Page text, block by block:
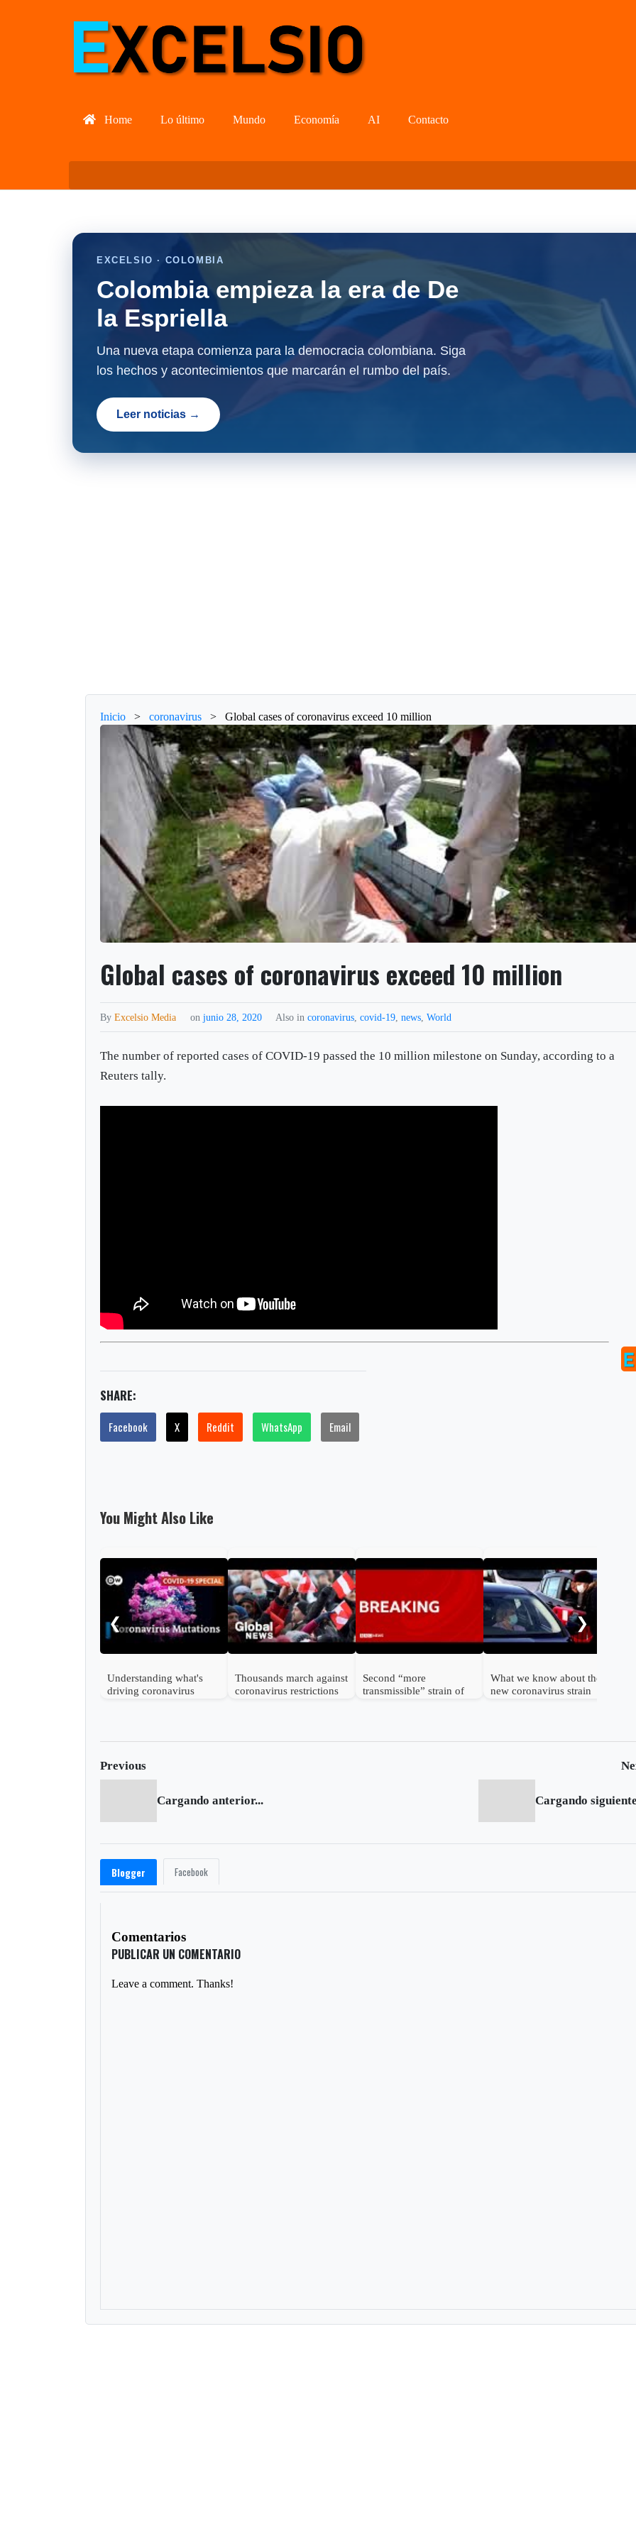
Home Lo último Mundo Economía AI Contacto
EXCELSIO · COLOMBIA
Colombia empieza la era de De
la Espriella
Una nueva etapa comienza para la democracia colombiana. Siga
los hechos y acontecimientos que marcarán el rumbo del país.
Leer noticias →
Inicio > coronavirus > Global cases of coronavirus exceed 10 million
Global cases of coronavirus exceed 10 million
ByExcelsio Media onjunio 28, 2020 Also incoronavirus ,covid-19 ,news ,World
The number of reported cases of COVID-19 passed the 10 million milestone on Sunday, according to a
Reuters tally.
SHARE:
Facebook X Reddit WhatsApp Email
You Might Also Like
❮
Understanding what's
driving coronavirus
Thousands march against
coronavirus restrictions
Second “more
transmissible” strain of
What we know about the
new coronavirus strain
❯
Previous
Cargando anterior... Cargando
Blogger Facebook
Comentarios
PUBLICAR UN COMENTARIO
Leave a comment. Thanks!